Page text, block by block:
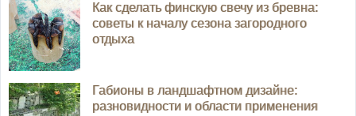
Как сделать финскую свечу из бревна:
советы к началу сезона загородного
отдыха
Габионы в ландшафтном дизайне:
разновидности и области применения